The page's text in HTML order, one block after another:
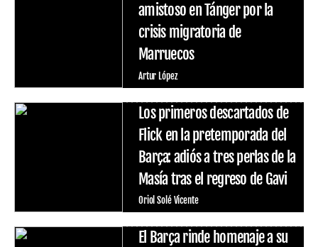
amistoso en Tánger por la
crisis migratoria de
Marruecos
Artur López
Los primeros descartados de
Flick en la pretemporada del
Barça: adiós a tres perlas de la
Masía tras el regreso de Gavi
Oriol Solé Vicente
El Barça rinde homenaje a su